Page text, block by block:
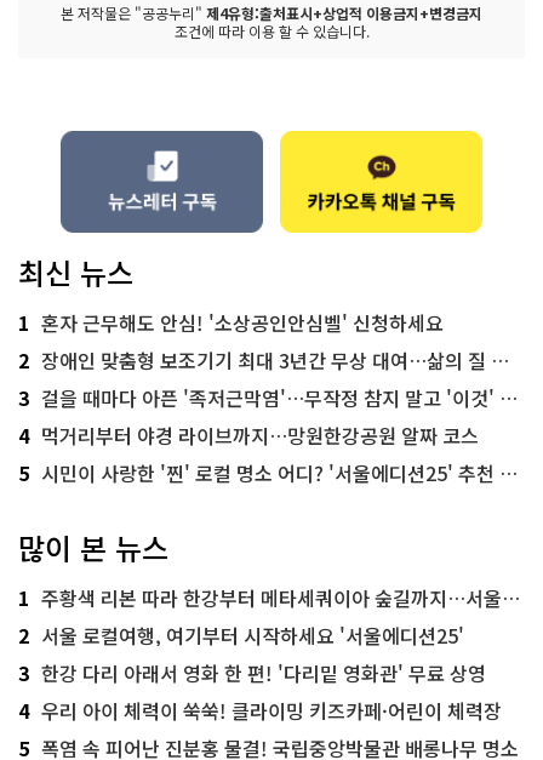
본 저작물은 "공공누리" 제4유형:출처표시+상업적 이용금지+변경금지
조건에 따라 이용 할 수 있습니다.
최신 뉴스
1 혼자 근무해도 안심! '소상공인안심벨' 신청하세요
2 장애인 맞춤형 보조기기 최대 3년간 무상 대여…삶의 질 높인다
3 걸을 때마다 아픈 '족저근막염'…무작정 참지 말고 '이것' 해보세요!
4 먹거리부터 야경 라이브까지…망원한강공원 알짜 코스
5 시민이 사랑한 '찐' 로컬 명소 어디? '서울에디션25' 추천 코스
많이 본 뉴스
1 주황색 리본 따라 한강부터 메타세쿼이아 숲길까지…서울둘레길 15코스
2 서울 로컬여행, 여기부터 시작하세요 '서울에디션25'
3 한강 다리 아래서 영화 한 편! '다리밑 영화관' 무료 상영
4 우리 아이 체력이 쑥쑥! 클라이밍 키즈카페·어린이 체력장
5 폭염 속 피어난 진분홍 물결! 국립중앙박물관 배롱나무 명소